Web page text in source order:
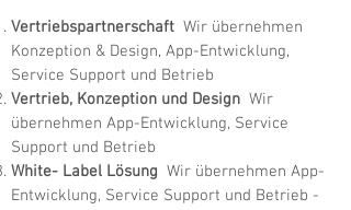
Vertriebspartnerschaft Wir übernehmen
Konzeption & Design, App-Entwicklung,
Service Support und Betrieb
Vertrieb, Konzeption und Design Wir
übernehmen App-Entwicklung, Service
Support und Betrieb
White- Label Lösung Wir übernehmen App-
Entwicklung, Service Support und Betrieb -